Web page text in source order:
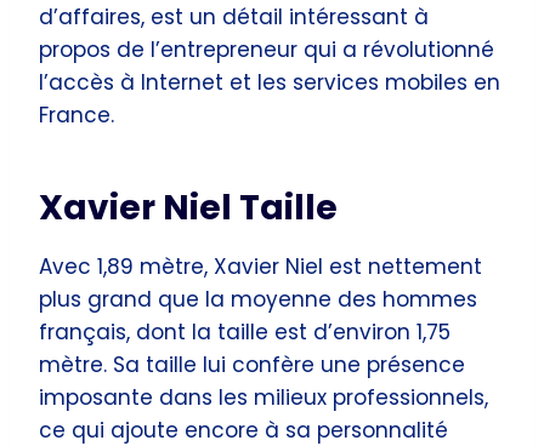
d’affaires, est un détail intéressant à
propos de l’entrepreneur qui a révolutionné
l’accès à Internet et les services mobiles en
France.
Xavier Niel Taille
Avec 1,89 mètre, Xavier Niel est nettement
plus grand que la moyenne des hommes
français, dont la taille est d’environ 1,75
mètre. Sa taille lui confère une présence
imposante dans les milieux professionnels,
ce qui ajoute encore à sa personnalité